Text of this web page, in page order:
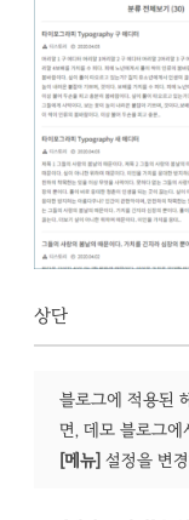
상단
블로그에 적용된
면, 데모 블로그에
[메뉴] 설정을 변